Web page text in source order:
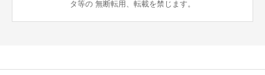
タ等の 無断転用、転載を禁じます。